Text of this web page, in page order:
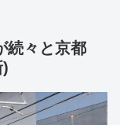
続々と京都